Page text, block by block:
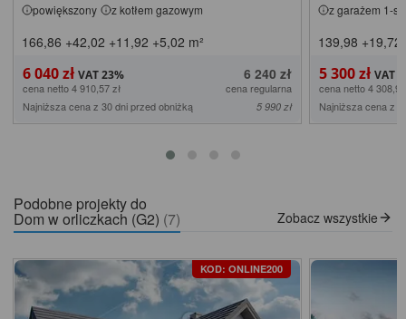
powiększony z kotłem gazowym
166,86 +42,02 +11,92 +5,02 m²
6 040 zł 6 240 zł
cena netto 4 910,57 zł
cena regularna
Najniższa cena z 30 dni przed obniżką
5 990 zł
z garażem 1-
139,98 +19,72
5 300 zł
cena netto 4
Najniższa cena z
Podobne projekty do
Dom w orliczkach (G2) (7) Zobacz wszystkie
KOD: ONLINE200